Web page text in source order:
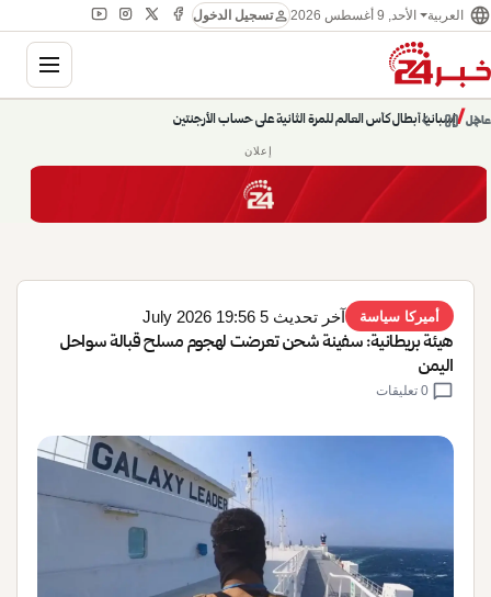
language العربية الأحد, 9 أغسطس 2026 personتسجيل الدخول
عاجل/
إسبانيا أبطال كأس العالم للمرة الثانية على حساب الأرجنتين
حديث الساعة: سيناريوهات قادمة 745
chevron_right
pause
chevron_left
إعلان
أميركا سياسة آخر تحديث 5 July 2026 19:56
هيئة بريطانية: سفينة شحن تعرضت لهجوم مسلح قبالة سواحل
اليمن
chat_bubble